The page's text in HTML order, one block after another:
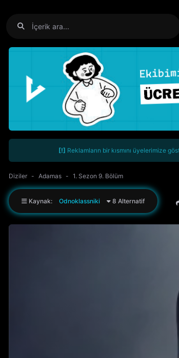
[!] Reklamların bir kısmını üyelerimize
Diziler Adamas 1. Sezon 9. Bölüm
Kaynak: Odnoklassniki 8 Alternatif